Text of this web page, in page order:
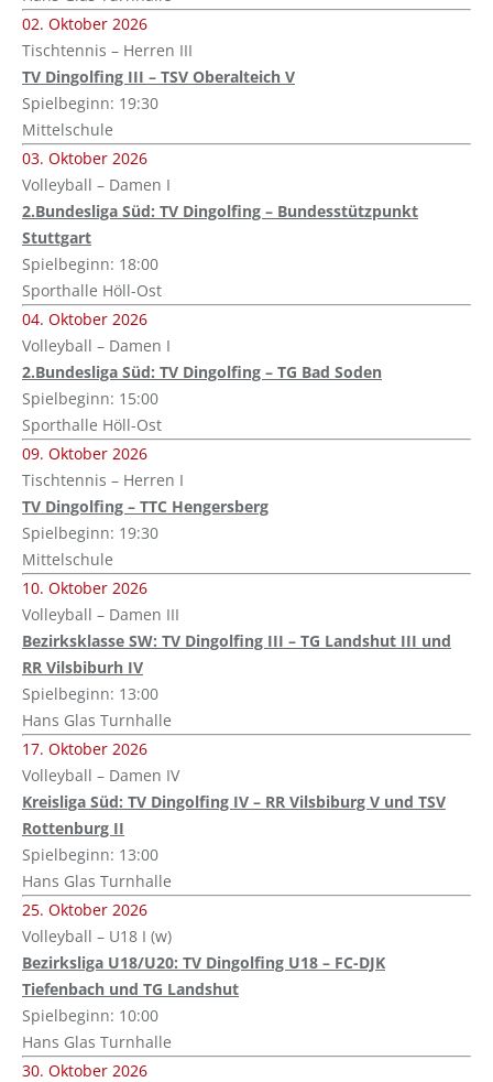
02. Oktober 2026
Tischtennis – Herren III
TV Dingolfing III – TSV Oberalteich V
Spielbeginn: 19:30
Mittelschule
03. Oktober 2026
Volleyball – Damen I
2.Bundesliga Süd: TV Dingolfing – Bundesstützpunkt
Stuttgart
Spielbeginn: 18:00
Sporthalle Höll-Ost
04. Oktober 2026
Volleyball – Damen I
2.Bundesliga Süd: TV Dingolfing – TG Bad Soden
Spielbeginn: 15:00
Sporthalle Höll-Ost
09. Oktober 2026
Tischtennis – Herren I
TV Dingolfing – TTC Hengersberg
Spielbeginn: 19:30
Mittelschule
10. Oktober 2026
Volleyball – Damen III
Bezirksklasse SW: TV Dingolfing III – TG Landshut III und
RR Vilsbiburh IV
Spielbeginn: 13:00
Hans Glas Turnhalle
17. Oktober 2026
Volleyball – Damen IV
Kreisliga Süd: TV Dingolfing IV – RR Vilsbiburg V und TSV
Rottenburg II
Spielbeginn: 13:00
Hans Glas Turnhalle
25. Oktober 2026
Volleyball – U18 I (w)
Bezirksliga U18/U20: TV Dingolfing U18 – FC-DJK
Tiefenbach und TG Landshut
Spielbeginn: 10:00
Hans Glas Turnhalle
30. Oktober 2026